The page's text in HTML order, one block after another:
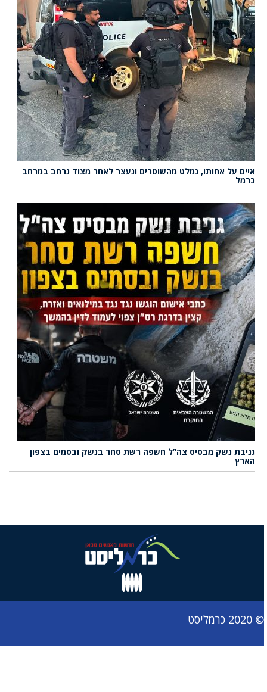
איים על אחותו, נמלט מהשוטרים ונעצר לאחר מצוד נרחב במרחב
כרמל
גניבת נשק מבסיס צה”ל חשפה רשת סחר בנשק ובסמים בצפון
הארץ
© 2020 כרמליסט